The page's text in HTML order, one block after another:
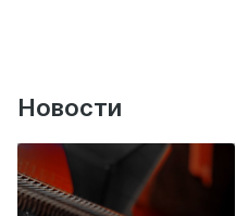
Новости